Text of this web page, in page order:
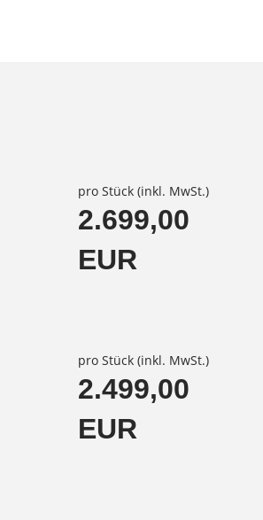
pro Stück (inkl. MwSt.)
2.699,00
EUR
pro Stück (inkl. MwSt.)
2.499,00
EUR